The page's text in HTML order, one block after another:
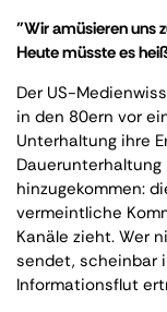
"Wir amüsieren uns
Heute müsste es
Der US-
in den 80ern vor
Unterhaltung ihre
hinzugekommen:
vermeintliche
Kanäle zieht. Wer
sendet, scheinbar
Informationsflut